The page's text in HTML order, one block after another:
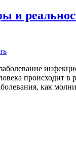
и
происходит в
как